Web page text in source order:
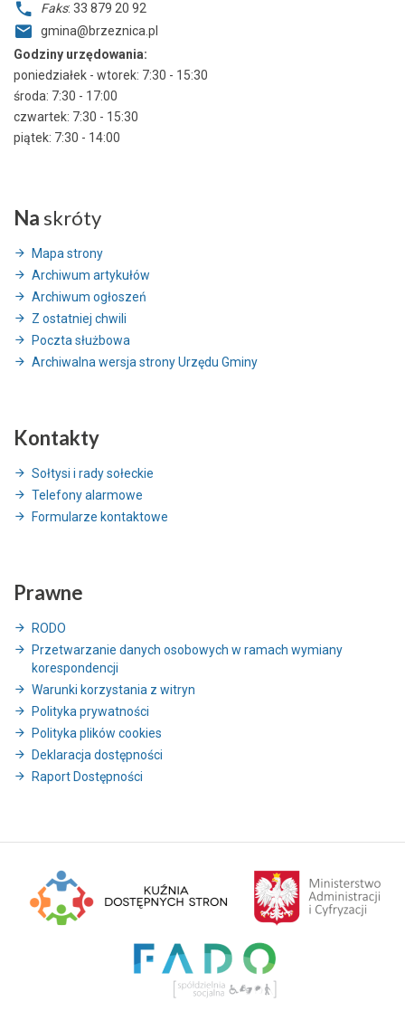
Faks: 33 879 20 92
gmina@brzeznica.pl
Godziny urzędowania:
poniedziałek - wtorek: 7:30 - 15:30
środa: 7:30 - 17:00
czwartek: 7:30 - 15:30
piątek: 7:30 - 14:00
Na skróty
Mapa strony
Archiwum artykułów
Archiwum ogłoszeń
Z ostatniej chwili
Poczta służbowa
Archiwalna wersja strony Urzędu Gminy
Kontakty
Sołtysi i rady sołeckie
Telefony alarmowe
Formularze kontaktowe
Prawne
RODO
Przetwarzanie danych osobowych w ramach wymiany
korespondencji
Warunki korzystania z witryn
Polityka prywatności
Polityka plików cookies
Deklaracja dostępności
Raport Dostępności